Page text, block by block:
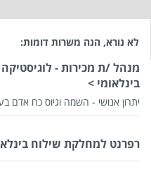
לא נורא, הנה משרות דומות:
מנהל /ת מכירות -
בינלאומי >
יתרון אנושי - השמה וגיוס כח אדם
רפרנט למחלקת שילוח